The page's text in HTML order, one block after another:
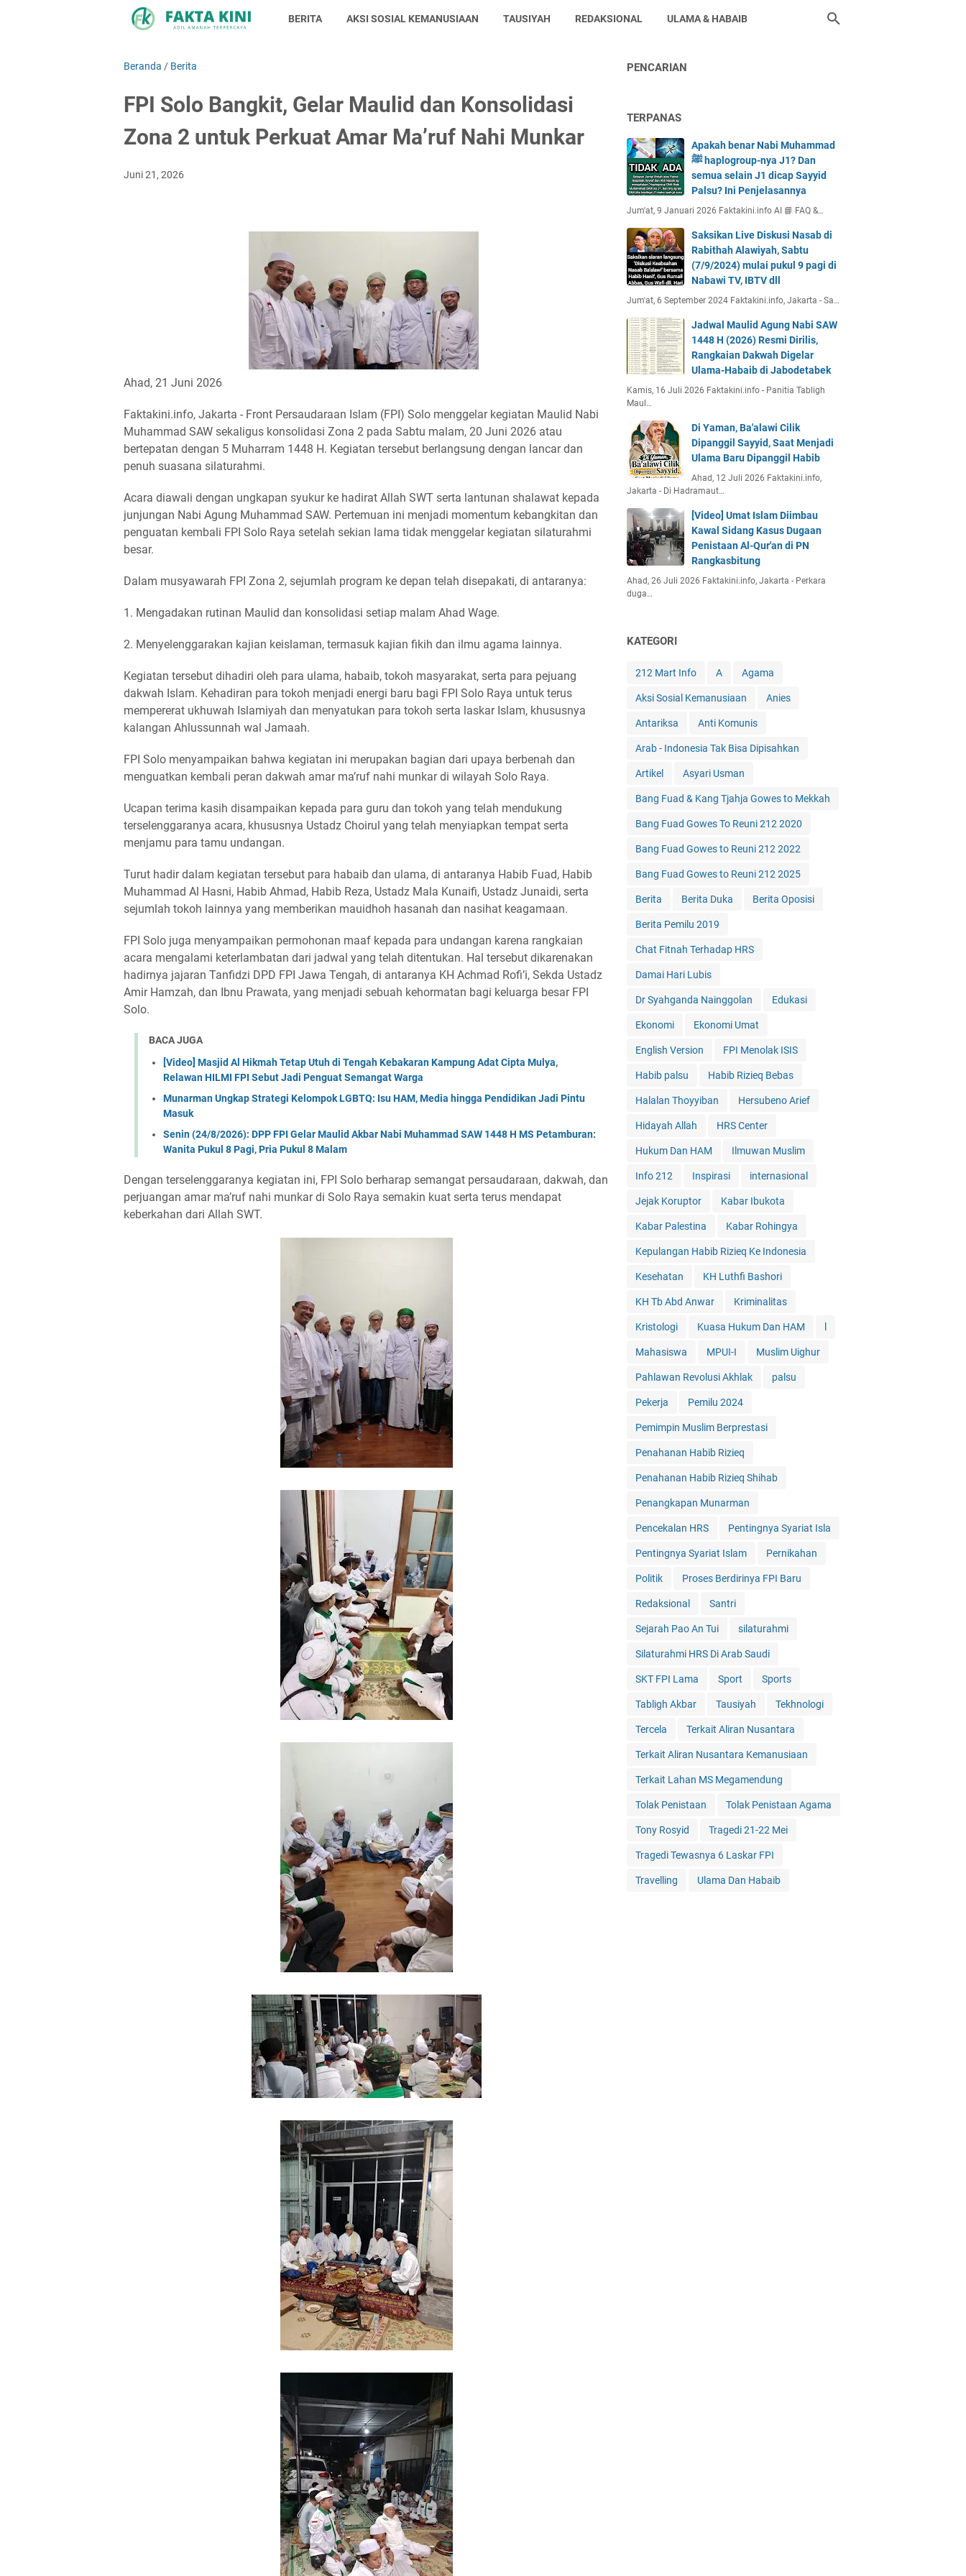
BERITA AKSI SOSIAL KEMANUSIAAN TAUSIYAH REDAKSIONAL ULAMA & HABAIB
Beranda / Berita
FPI Solo Bangkit, Gelar Maulid dan Konsolidasi
Zona 2 untuk Perkuat Amar Ma’ruf Nahi Munkar
Juni 21, 2026
Ahad, 21 Juni 2026
Faktakini.info, Jakarta - Front Persaudaraan Islam (FPI) Solo menggelar kegiatan Maulid Nabi
Muhammad SAW sekaligus konsolidasi Zona 2 pada Sabtu malam, 20 Juni 2026 atau
bertepatan dengan 5 Muharram 1448 H. Kegiatan tersebut berlangsung dengan lancar dan
penuh suasana silaturahmi.
Acara diawali dengan ungkapan syukur ke hadirat Allah SWT serta lantunan shalawat kepada
junjungan Nabi Agung Muhammad SAW. Pertemuan ini menjadi momentum kebangkitan dan
penguatan kembali FPI Solo Raya setelah sekian lama tidak menggelar kegiatan silaturahmi
besar.
Dalam musyawarah FPI Zona 2, sejumlah program ke depan telah disepakati, di antaranya:
1. Mengadakan rutinan Maulid dan konsolidasi setiap malam Ahad Wage.
2. Menyelenggarakan kajian keislaman, termasuk kajian fikih dan ilmu agama lainnya.
Kegiatan tersebut dihadiri oleh para ulama, habaib, tokoh masyarakat, serta para pejuang
dakwah Islam. Kehadiran para tokoh menjadi energi baru bagi FPI Solo Raya untuk terus
mempererat ukhuwah Islamiyah dan menyatukan para tokoh serta laskar Islam, khususnya
kalangan Ahlussunnah wal Jamaah.
FPI Solo menyampaikan bahwa kegiatan ini merupakan bagian dari upaya berbenah dan
menguatkan kembali peran dakwah amar ma’ruf nahi munkar di wilayah Solo Raya.
Ucapan terima kasih disampaikan kepada para guru dan tokoh yang telah mendukung
terselenggaranya acara, khususnya Ustadz Choirul yang telah menyiapkan tempat serta
menjamu para tamu undangan.
Turut hadir dalam kegiatan tersebut para habaib dan ulama, di antaranya Habib Fuad, Habib
Muhammad Al Hasni, Habib Ahmad, Habib Reza, Ustadz Mala Kunaifi, Ustadz Junaidi, serta
sejumlah tokoh lainnya yang memberikan mauidhoh hasanah dan nasihat keagamaan.
FPI Solo juga menyampaikan permohonan maaf kepada para undangan karena rangkaian
acara mengalami keterlambatan dari jadwal yang telah ditentukan. Hal tersebut dikarenakan
hadirnya jajaran Tanfidzi DPD FPI Jawa Tengah, di antaranya KH Achmad Rofi’i, Sekda Ustadz
Amir Hamzah, dan Ibnu Prawata, yang menjadi sebuah kehormatan bagi keluarga besar FPI
Solo.
BACA JUGA
[Video] Masjid Al Hikmah Tetap Utuh di Tengah Kebakaran Kampung Adat Cipta Mulya,
Relawan HILMI FPI Sebut Jadi Penguat Semangat Warga
Munarman Ungkap Strategi Kelompok LGBTQ: Isu HAM, Media hingga Pendidikan Jadi Pintu
Masuk
Senin (24/8/2026): DPP FPI Gelar Maulid Akbar Nabi Muhammad SAW 1448 H MS Petamburan:
Wanita Pukul 8 Pagi, Pria Pukul 8 Malam
Dengan terselenggaranya kegiatan ini, FPI Solo berharap semangat persaudaraan, dakwah, dan
perjuangan amar ma’ruf nahi munkar di Solo Raya semakin kuat serta terus mendapat
keberkahan dari Allah SWT.
PENCARIAN
TERPANAS
Apakah benar Nabi Muhammad
ﷺ haplogroup-nya J1? Dan
semua selain J1 dicap Sayyid
Palsu? Ini Penjelasannya
Jum'at, 9 Januari 2026 Faktakini.info AI 📘 FAQ &…
Saksikan Live Diskusi Nasab di
Rabithah Alawiyah, Sabtu
(7/9/2024) mulai pukul 9 pagi di
Nabawi TV, IBTV dll
Jum'at, 6 September 2024 Faktakini.info, Jakarta - Sa…
Jadwal Maulid Agung Nabi SAW
1448 H (2026) Resmi Dirilis,
Rangkaian Dakwah Digelar
Ulama-Habaib di Jabodetabek
Kamis, 16 Juli 2026 Faktakini.info - Panitia Tabligh
Maul…
Di Yaman, Ba'alawi Cilik
Dipanggil Sayyid, Saat Menjadi
Ulama Baru Dipanggil Habib
Ahad, 12 Juli 2026 Faktakini.info,
Jakarta - Di Hadramaut…
[Video] Umat Islam Diimbau
Kawal Sidang Kasus Dugaan
Penistaan Al-Qur'an di PN
Rangkasbitung
Ahad, 26 Juli 2026 Faktakini.info, Jakarta - Perkara
duga…
KATEGORI
212 Mart Info A Agama
Aksi Sosial Kemanusiaan Anies
Antariksa Anti Komunis
Arab - Indonesia Tak Bisa Dipisahkan
Artikel Asyari Usman
Bang Fuad & Kang Tjahja Gowes to Mekkah
Bang Fuad Gowes To Reuni 212 2020
Bang Fuad Gowes to Reuni 212 2022
Bang Fuad Gowes to Reuni 212 2025
Berita Berita Duka Berita Oposisi
Berita Pemilu 2019
Chat Fitnah Terhadap HRS
Damai Hari Lubis
Dr Syahganda Nainggolan Edukasi
Ekonomi Ekonomi Umat
English Version FPI Menolak ISIS
Habib palsu Habib Rizieq Bebas
Halalan Thoyyiban Hersubeno Arief
Hidayah Allah HRS Center
Hukum Dan HAM Ilmuwan Muslim
Info 212 Inspirasi internasional
Jejak Koruptor Kabar Ibukota
Kabar Palestina Kabar Rohingya
Kepulangan Habib Rizieq Ke Indonesia
Kesehatan KH Luthfi Bashori
KH Tb Abd Anwar Kriminalitas
Kristologi Kuasa Hukum Dan HAM
Mahasiswa MPUI-I Muslim Uighur
Pahlawan Revolusi Akhlak palsu
Pekerja Pemilu 2024
Pemimpin Muslim Berprestasi
Penahanan Habib Rizieq
Penahanan Habib Rizieq Shihab
Penangkapan Munarman
Pencekalan HRS Pentingnya Syariat Isla
Pentingnya Syariat Islam Pernikahan
Politik Proses Berdirinya FPI Baru
Redaksional Santri
Sejarah Pao An Tui silaturahmi
Silaturahmi HRS Di Arab Saudi
SKT FPI Lama Sport Sports
Tabligh Akbar Tausiyah Tekhnologi
Tercela Terkait Aliran Nusantara
Terkait Aliran Nusantara Kemanusiaan
Terkait Lahan MS Megamendung
Tolak Penistaan Tolak Penistaan Agama
Tony Rosyid Tragedi 21-22 Mei
Tragedi Tewasnya 6 Laskar FPI
Travelling Ulama Dan Habaib